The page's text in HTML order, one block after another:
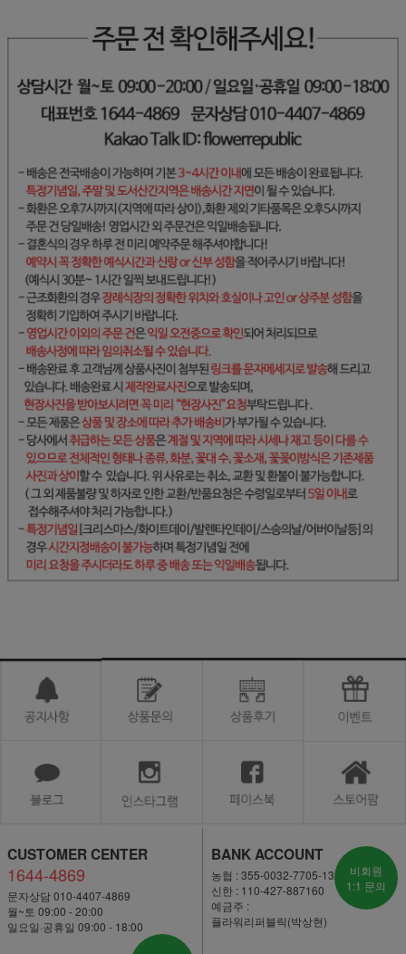
CUSTOMER CENTER
1644-4869
문자상담 010-4407-4869
월~토 09:00 - 20:00
일요일·공휴일 09:00 - 18:00
BANK ACCOUNT
농협 : 355-0032-7705-13
신한 : 110-427-887160
예금주 :
플라워리퍼블릭(박상현)
비회원
1:1 문의